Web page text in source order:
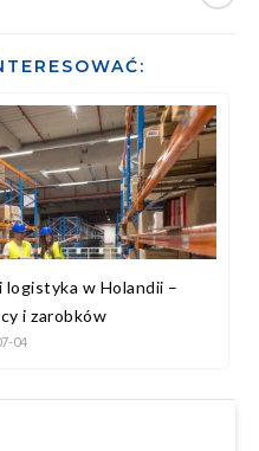
logistyka w Holandii –
i zarobków
04